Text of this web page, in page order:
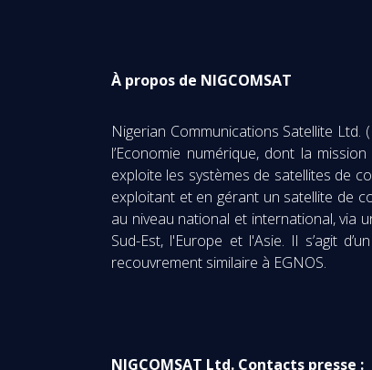
À propos de NIGCOMSAT
Nigerian Communications Satellite
l’Economie numérique, dont la
exploite les systèmes de satellites de
exploitant et en gérant un satellite de
au niveau national et international, via
Sud-Est, l'Europe et l'Asie. Il s’agit
recouvrement similaire à EGNOS.
NIGCOMSAT Ltd. Contacts presse :